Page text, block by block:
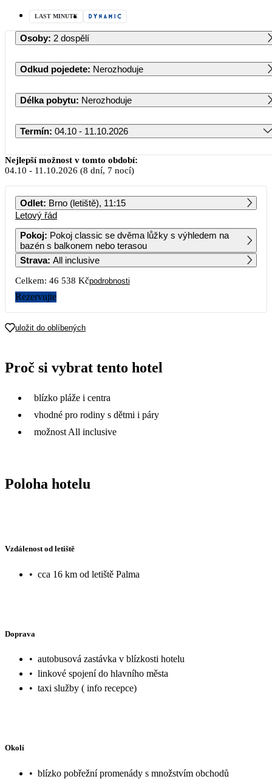
LAST MINUTE
Osoby: 2 dospělí
Odkud pojedete: Nerozhoduje
Délka pobytu: Nerozhoduje
Termín: 04.10 - 11.10.2026
Říjen 2026
PO ÚT ST ČT PÁ SO NE
23 269
5 6 7 8 9 10 11
12 13 14
19 20 21 22 23 24 25
Nejlepší možnost v tomto období:
04.10 - 11.10.2026 (8 dní, 7 nocí)
Odlet: Brno (letiště), 11:15
Letový řád
Pokoj: Pokoj classic se dvěma lůžky s výhledem na
bazén s balkonem nebo terasou
Strava: All inclusive
Celkem: 46 538 Kčpodrobnosti
Rezervujte
uložit do oblíbených
Proč si vybrat tento hotel
blízko pláže i centra
vhodné pro rodiny s dětmi i páry
možnost All inclusive
Poloha hotelu
Vzdálenost od letiště
• cca 16 km od letiště Palma
Doprava
• autobusová zastávka v blízkosti hotelu
• linkové spojení do hlavního města
• taxi služby ( info recepce)
Okolí
• blízko pobřežní promenády s množstvím obchodů